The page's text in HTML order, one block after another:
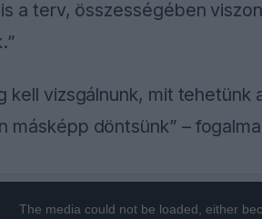
a terv, összességében
kell vizsgálnunk, mit
másképp döntsünk” –
The media could not be loaded, either